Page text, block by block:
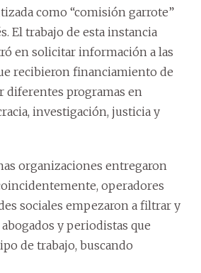
como “comisión garrote”
El trabajo de esta instancia
en solicitar información a las
recibieron financiamiento de
diferentes programas en
investigación, justicia y
organizaciones entregaron
operadores
sociales empezaron a filtrar y
abogados y periodistas que
de trabajo, buscando